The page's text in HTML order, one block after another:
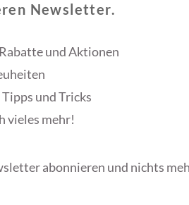
Newsletter.
und Aktionen
und Tricks
vieles mehr!
abonnieren und nichts